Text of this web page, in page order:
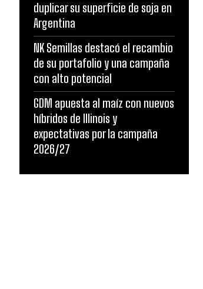
duplicar su superficie de soja en
Argentina
NK Semillas destacó el recambio
de su portafolio y una campaña
con alto potencial
GDM apuesta al maíz con nuevos
híbridos de Illinois y
expectativas por la campaña
2026/27